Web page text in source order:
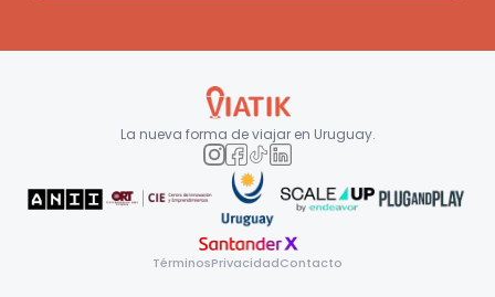
La nueva forma de viajar en Uruguay.
TérminosPrivacidadContacto